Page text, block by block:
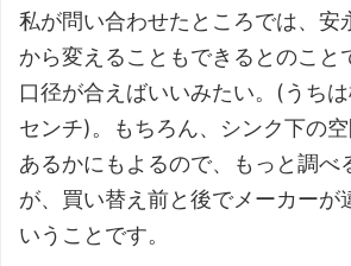
私が問い合わせたところでは、安
から変えることもできるとのこと
口径が合えばいいみたい。(うち
センチ)。もちろん、シンク下の
あるかにもよるので、もっと調べ
が、買い替え前と後でメーカーが
いうことです。